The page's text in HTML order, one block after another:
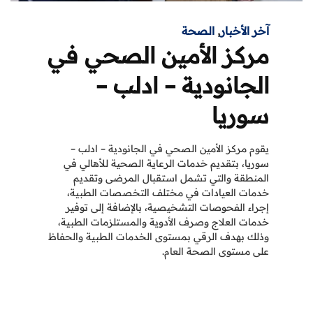
آخر الأخبار, الصحة
مركز الأمين الصحي في
الجانودية – ادلب –
سوريا
يقوم مركز الأمين الصحي في الجانودية – ادلب –
سوريا، بتقديم خدمات الرعاية الصحية للأهالي في
المنطقة والتي تشمل استقبال المرضى وتقديم
خدمات العيادات في مختلف التخصصات الطبية،
إجراء الفحوصات التشخيصية، بالإضافة إلى توفير
خدمات العلاج وصرف الأدوية والمستلزمات الطبية،
وذلك بهدف الرقي بمستوى الخدمات الطبية والحفاظ
على مستوى الصحة العام.